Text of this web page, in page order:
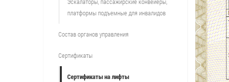
платформы подъемные для инвалидов
Состав органов управления
Сертификаты
Сертификаты на лифты